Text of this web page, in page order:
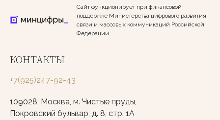
Сайт функционирует при финансовой
поддержке Министерства цифрового развития,
связи и массовых коммуникаций Российской
Федерации.
КОНТАКТЫ
+7(925)247-92-43
109028, Москва, м. Чистые пруды,
Покровский бульвар, д. 8, стр. 1А